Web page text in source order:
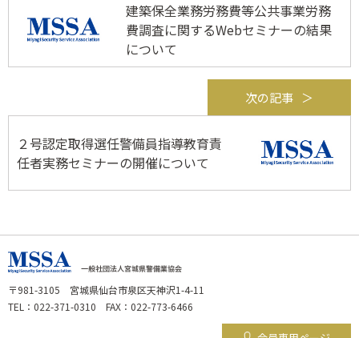
建築保全業務労務費等公共事業労務
費調査に関するWebセミナーの結果
について
次の記事
２号認定取得選任警備員指導教育責
任者実務セミナーの開催について
〒981-3105 宮城県仙台市泉区天神沢1-4-11
TEL：022-371-0310 FAX：022-773-6466